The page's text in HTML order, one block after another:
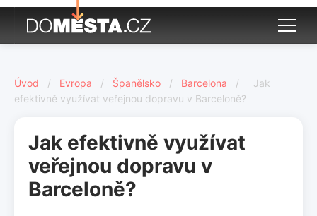
Úvod / Evropa / Španělsko / Barcelona /
Jak
efektivně využívat veřejnou dopravu v Barceloně?
Jak efektivně využívat
veřejnou dopravu v
Barceloně?